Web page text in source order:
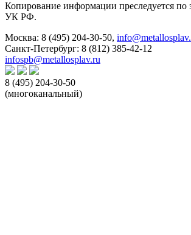
Копирование информации преследуется по
УК РФ.
Москва: 8 (495) 204-30-50,
Санкт-Петербург: 8 (812) 385-42-12
infospb@metallosplav.ru
8 (495) 204-30-50
(многоканальный)